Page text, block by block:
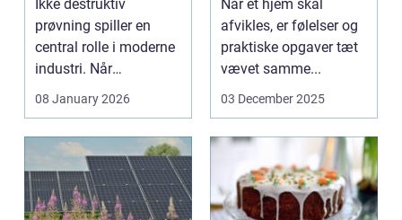
afgørende
Ikke destruktiv
prøvning spiller en
central rolle i moderne
industri. Når
svejsninger,
trykbærende u...
08 January 2026
Når et hjem skal
afvikles, er følelser og
praktiske opgaver tæt
vævet samme...
03 December 2025